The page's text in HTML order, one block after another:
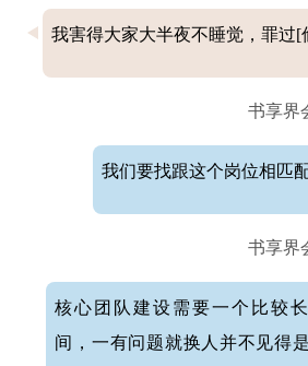
我害得大家大半夜不睡觉，罪过[
书享界
我们要找跟这个岗位相匹
书享界
核心团队建设需要一个比较
间，一有问题就换人并不见得